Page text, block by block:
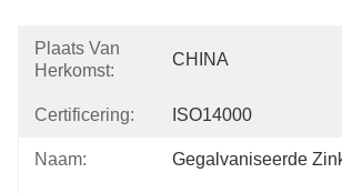
Plaats Van
Herkomst:
CHINA
Certificering: ISO14000
Naam: Gegalvaniseerde